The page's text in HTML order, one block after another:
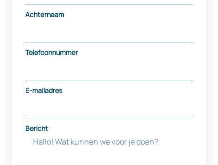
Achternaam
Telefoonnummer
E-mailadres
Bericht